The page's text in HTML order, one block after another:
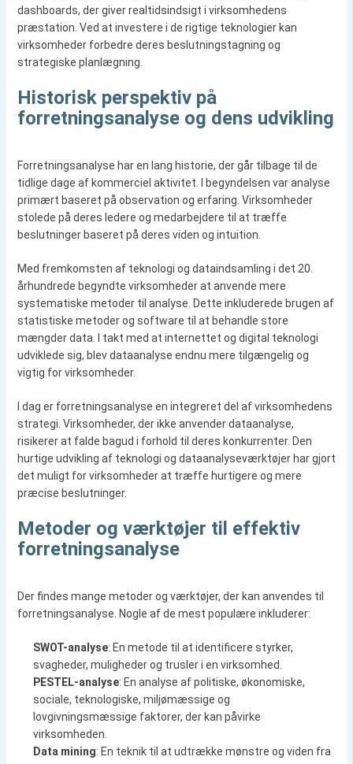
dashboards, der giver realtidsindsigt i virksomhedens
præstation. Ved at investere i de rigtige teknologier kan
virksomheder forbedre deres beslutningstagning og
strategiske planlægning.
Historisk perspektiv på
forretningsanalyse og dens udvikling
Forretningsanalyse har en lang historie, der går tilbage til de
tidlige dage af kommerciel aktivitet. I begyndelsen var analyse
primært baseret på observation og erfaring. Virksomheder
stolede på deres ledere og medarbejdere til at træffe
beslutninger baseret på deres viden og intuition.
Med fremkomsten af teknologi og dataindsamling i det 20.
århundrede begyndte virksomheder at anvende mere
systematiske metoder til analyse. Dette inkluderede brugen af
statistiske metoder og software til at behandle store
mængder data. I takt med at internettet og digital teknologi
udviklede sig, blev dataanalyse endnu mere tilgængelig og
vigtig for virksomheder.
I dag er forretningsanalyse en integreret del af virksomhedens
strategi. Virksomheder, der ikke anvender dataanalyse,
risikerer at falde bagud i forhold til deres konkurrenter. Den
hurtige udvikling af teknologi og dataanalyseværktøjer har gjort
det muligt for virksomheder at træffe hurtigere og mere
præcise beslutninger.
Metoder og værktøjer til effektiv
forretningsanalyse
Der findes mange metoder og værktøjer, der kan anvendes til
forretningsanalyse. Nogle af de mest populære inkluderer:
SWOT-analyse: En metode til at identificere styrker,
svagheder, muligheder og trusler i en virksomhed.
PESTEL-analyse: En analyse af politiske, økonomiske,
sociale, teknologiske, miljømæssige og
lovgivningsmæssige faktorer, der kan påvirke
virksomheden.
Data mining: En teknik til at udtrække mønstre og viden fra